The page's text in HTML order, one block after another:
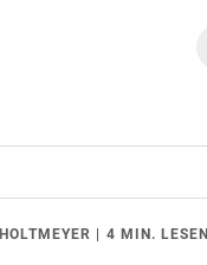
4 MIN. LESEN